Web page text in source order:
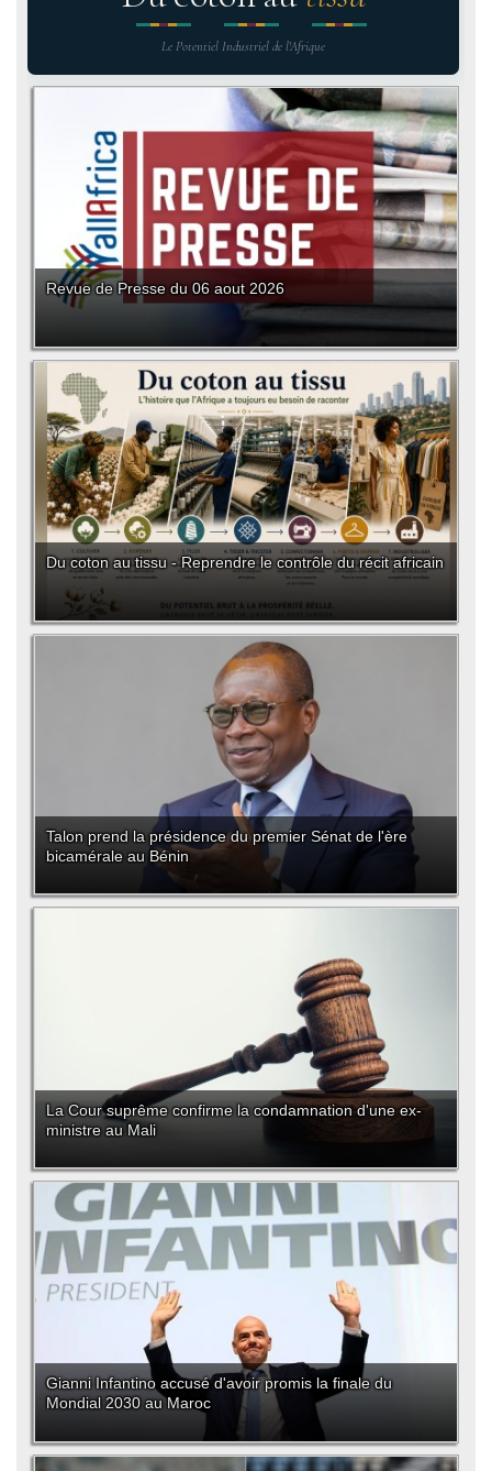
Le Potentiel Industriel de l'Afrique
Revue de Presse du 06 aout 2026
Du coton au tissu - Reprendre le contrôle du récit africain
Talon prend la présidence du premier Sénat de l'ère
bicamérale au Bénin
La Cour suprême confirme la condamnation d'une ex-
ministre au Mali
Gianni Infantino accusé d'avoir promis la finale du
Mondial 2030 au Maroc